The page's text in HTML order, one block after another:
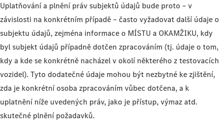
Uplatňování a plnění práv subjektů údajů bude proto – v
závislosti na konkrétním případě – často vyžadovat další údaje o
subjektu údajů, zejména informace o MÍSTU a OKAMŽIKU, kdy
byl subjekt údajů případně dotčen zpracováním (tj. údaje o tom,
kdy a kde se konkrétně nacházel v okolí některého z testovacích
vozidel). Tyto dodatečné údaje mohou být nezbytné ke zjištění,
zda je konkrétní osoba zpracováním vůbec dotčena, a k
uplatnění níže uvedených práv, jako je přístup, výmaz atd.
skutečné plnění požadavků.